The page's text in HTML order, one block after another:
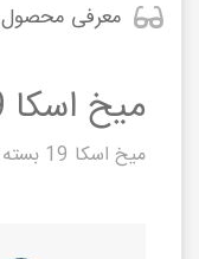
معرفی محصول
میخ اسکا 19 بسته ای
میخ اسکا 19 بسته ای